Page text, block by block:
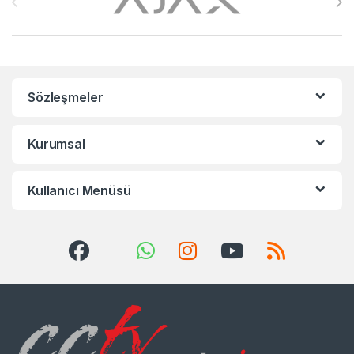
Sözleşmeler
Kurumsal
Kullanıcı Menüsü